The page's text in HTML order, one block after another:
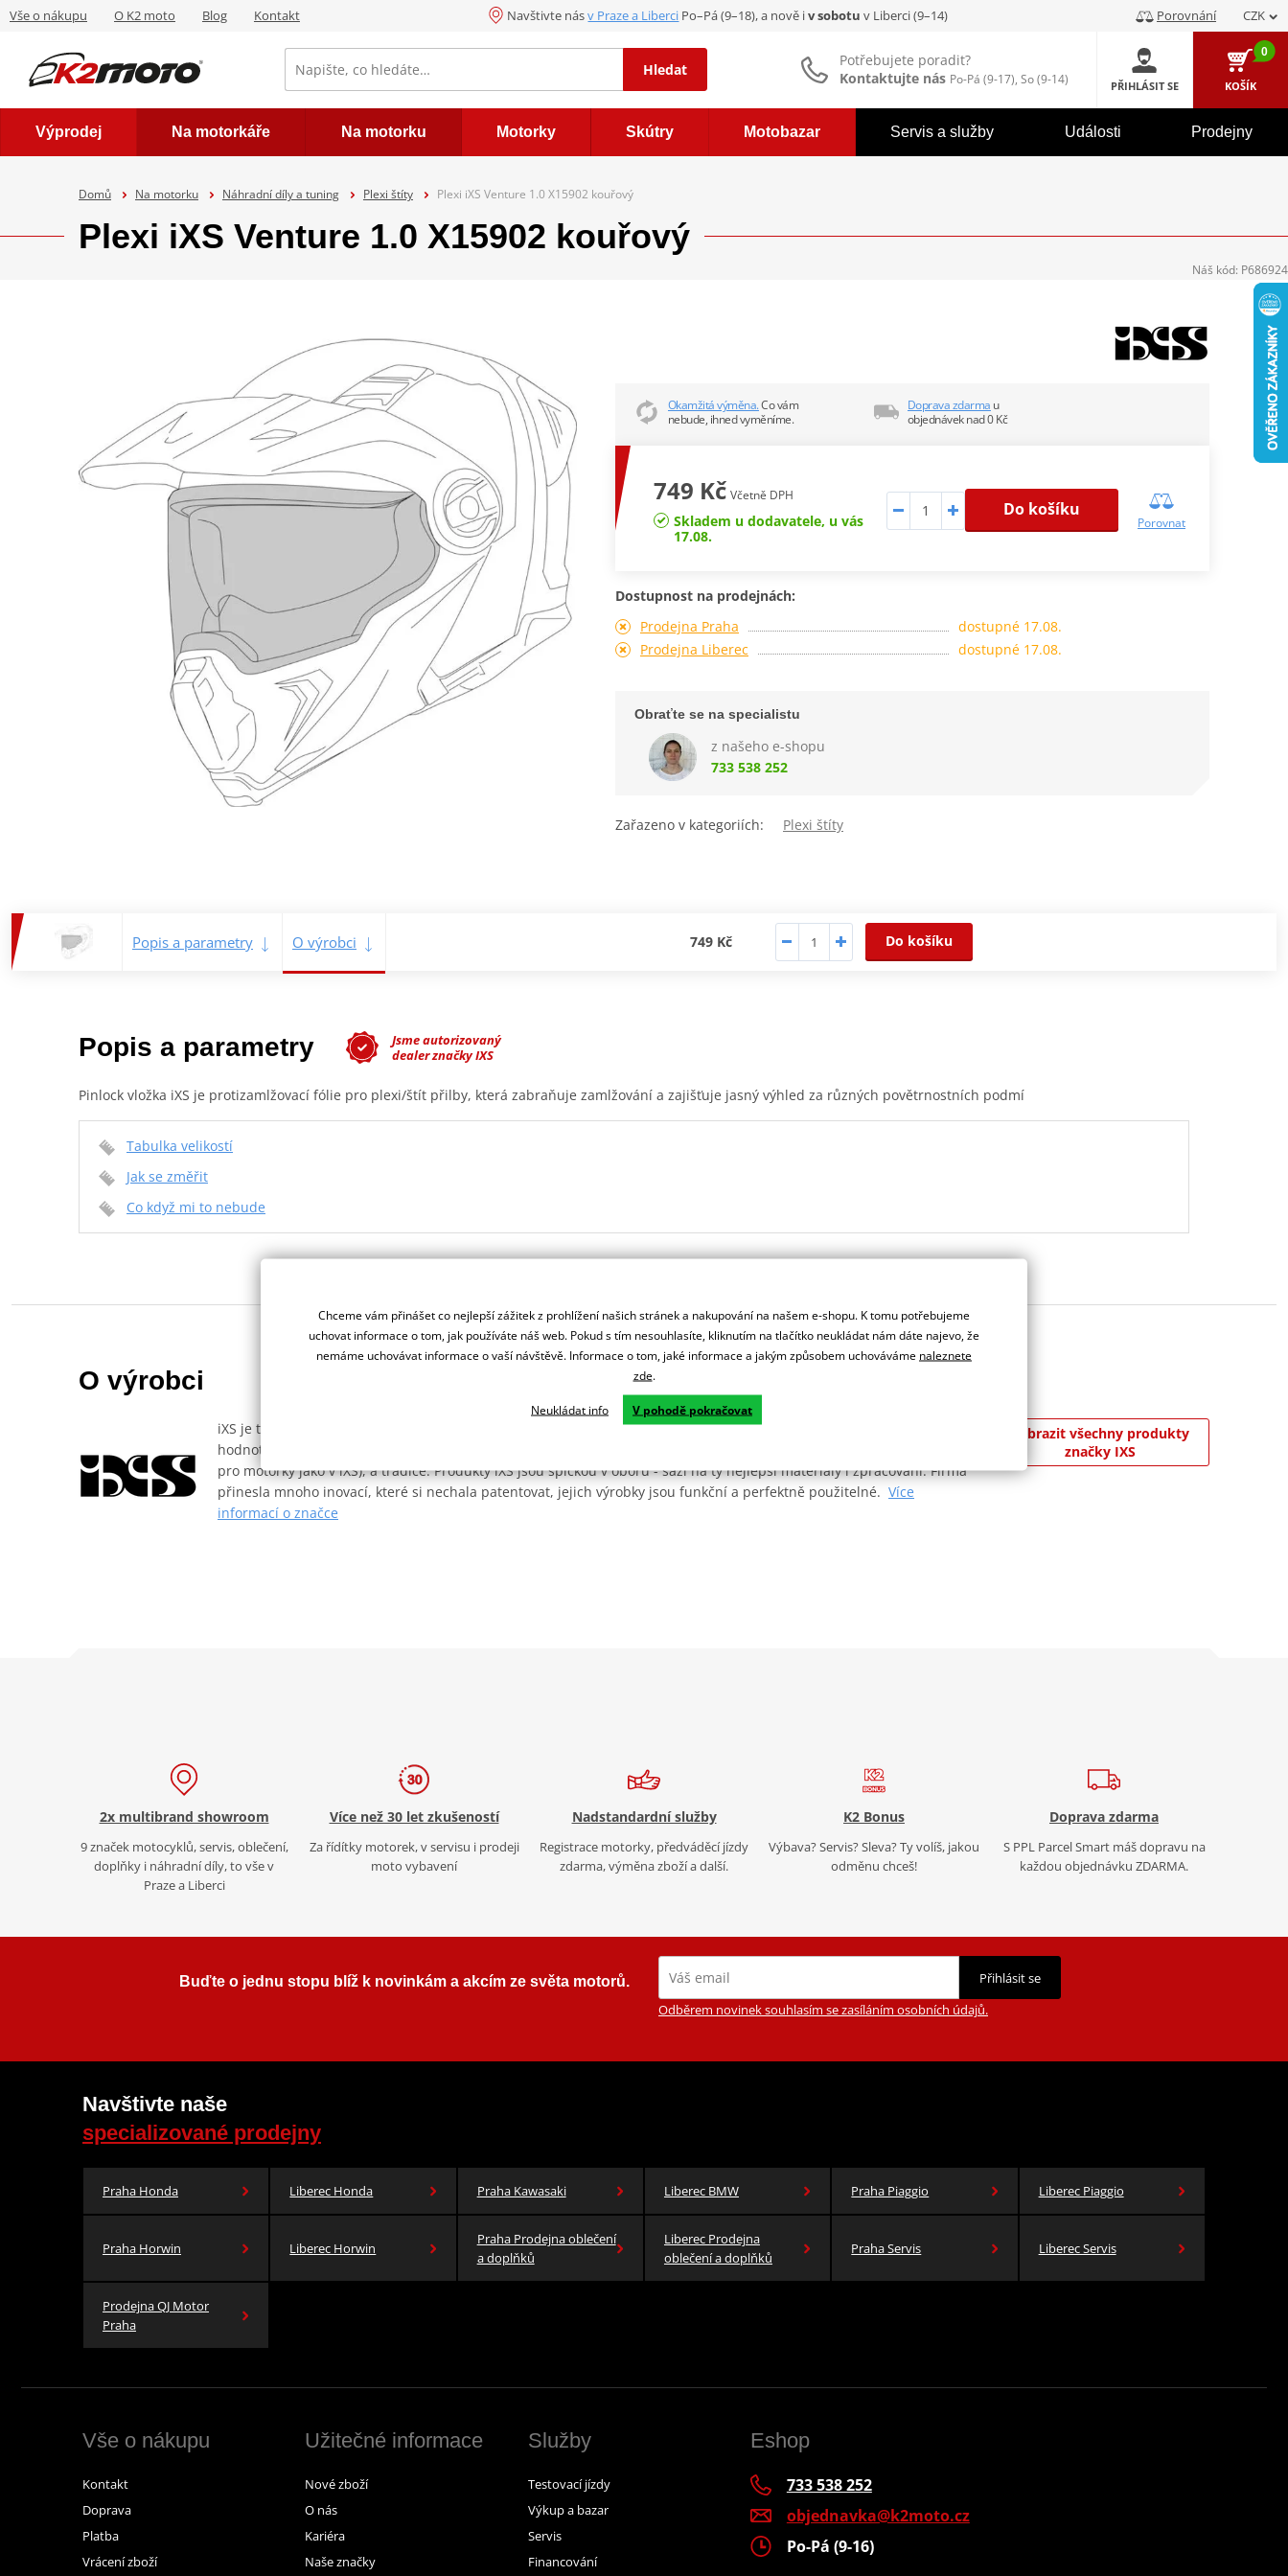
Vše o nákupu O K2 moto Blog Kontakt Navštivte násv Praze a Liberci Po–Pá (9–18), a nově iv sobotu v Liberci (9–14) Porovnání CZK
Hledat
Potřebujete poradit?
Kontaktujte nás Po-Pá (9-17), So (9-14) PŘIHLÁSIT SE
0
KOŠÍK
Výprodej Na motorkáře Na motorku Motorky Skútry Motobazar Servis a služby Události Prodejny
Domů Na motorku Náhradní díly a tuning Plexi štíty Plexi iXS Venture 1.0 X15902 kouřový
Plexi iXS Venture 1.0 X15902 kouřový
Okamžitá výměna.Co vám
nebude, ihned vyměníme.
Doprava zdarma u
objednávek nad 0 Kč
749 Kč Včetně DPH
Skladem u dodavatele, u vás
17.08.
Do košíku
Porovnat
Dostupnost na prodejnách:
Prodejna Praha
dostupné 17.08.
Prodejna Liberec
dostupné 17.08.
Obraťte se na specialistu
z našeho e-shopu
733 538 252
Zařazeno v kategoriích: Plexi štíty
Popis a parametry O výrobci 749 Kč Do košíku
Popis a parametry
Jsme autorizovaný
dealer značky IXS
Pinlock vložka iXS je protizamlžovací fólie pro plexi/štít přilby, která zabraňuje zamlžování a zajišťuje jasný výhled za různých povětrnostních podmí
Tabulka velikostí
Jak se změřit
Co když mi to nebude
O výrobci
iXS je tradiční značka motocyklového oblečení a vybavení původem ze Švýcarska. Značka iXS staví na tradičních
hodnotách, kterými jsou švýcarskost (rozuměj kvalita a použitelnost), autentičnost (málokdy vidíte takové nadšence
pro motorky jako v iXS), a tradice. Produkty iXS jsou špičkou v oboru - sází na ty nejlepší materiály i zpracování. Firma
přinesla mnoho inovací, které si nechala patentovat, jejich výrobky jsou funkční a perfektně použitelné. Více
informací o značce
Zobrazit všechny produkty
značky IXS
Náš kód: P686924
2x multibrand showroom
9 značek motocyklů, servis, oblečení,
doplňky i náhradní díly, to vše v
Praze a Liberci
Více než 30 let zkušeností
Za řídítky motorek, v servisu i prodeji
moto vybavení
Nadstandardní služby
Registrace motorky, předváděcí jízdy
zdarma, výměna zboží a další.
K2 Bonus
Výbava? Servis? Sleva? Ty volíš, jakou
odměnu chceš!
Doprava zdarma
S PPL Parcel Smart máš dopravu na
každou objednávku ZDARMA.
Buďte o jednu stopu blíž k novinkám a akcím ze světa motorů.
Přihlásit se
Odběrem novinek souhlasím se zasíláním osobních údajů.
Navštivte naše
specializované prodejny
Praha Honda Liberec Honda Praha Kawasaki Liberec BMW Praha Piaggio Liberec Piaggio
Praha Horwin Liberec Horwin
Praha Prodejna oblečení
a doplňků
Liberec Prodejna
oblečení a doplňků
Praha Servis Liberec Servis
Prodejna QJ Motor
Praha
Vše o nákupu
Kontakt
Doprava
Platba
Vrácení zboží
Užitečné informace
Nové zboží
O nás
Kariéra
Naše značky
Služby
Testovací jízdy
Výkup a bazar
Servis
Financování
Eshop
733 538 252
objednavka@k2moto.cz
Po-Pá (9-16)
Chceme vám přinášet co nejlepší zážitek z prohlížení našich stránek a nakupování na našem e-shopu. K tomu potřebujeme
uchovat informace o tom, jak používáte náš web. Pokud s tím nesouhlasíte, kliknutím na tlačítko neukládat nám dáte najevo, že
nemáme uchovávat informace o vaší návštěvě. Informace o tom, jaké informace a jakým způsobem uchováváme naleznete
zde.
Neukládat info V pohodě pokračovat